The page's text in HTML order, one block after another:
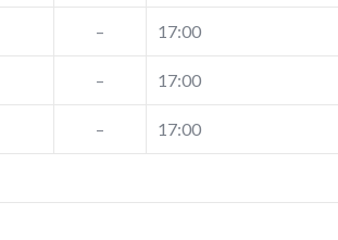
– 17:00
– 17:00
– 17:00